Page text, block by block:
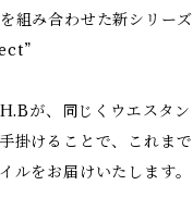
組み合わせた新シリーズ
が、同じくウエスタン
掛けることで、これまで
ルをお届けいたします。